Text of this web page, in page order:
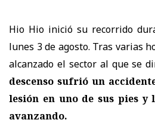
Hio Hio inició su recorrido
lunes 3 de agosto. Tras varias
alcanzado el sector al que se
descenso sufrió un
lesión en uno de sus pies
avanzando.